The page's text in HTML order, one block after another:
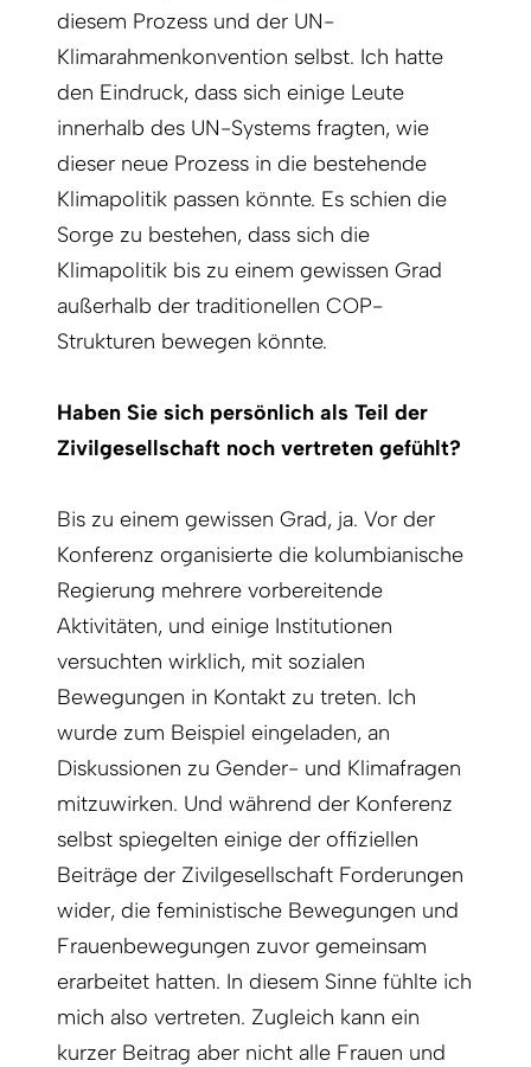
diesem Prozess und der UN-
Klimarahmenkonvention selbst. Ich hatte
den Eindruck, dass sich einige Leute
innerhalb des UN-Systems fragten, wie
dieser neue Prozess in die bestehende
Klimapolitik passen könnte. Es schien die
Sorge zu bestehen, dass sich die
Klimapolitik bis zu einem gewissen Grad
außerhalb der traditionellen COP-
Strukturen bewegen könnte.
Haben Sie sich persönlich als Teil der
Zivilgesellschaft noch vertreten gefühlt?
Bis zu einem gewissen Grad, ja. Vor der
Konferenz organisierte die kolumbianische
Regierung mehrere vorbereitende
Aktivitäten, und einige Institutionen
versuchten wirklich, mit sozialen
Bewegungen in Kontakt zu treten. Ich
wurde zum Beispiel eingeladen, an
Diskussionen zu Gender- und Klimafragen
mitzuwirken. Und während der Konferenz
selbst spiegelten einige der offiziellen
Beiträge der Zivilgesellschaft Forderungen
wider, die feministische Bewegungen und
Frauenbewegungen zuvor gemeinsam
erarbeitet hatten. In diesem Sinne fühlte ich
mich also vertreten. Zugleich kann ein
kurzer Beitrag aber nicht alle Frauen und